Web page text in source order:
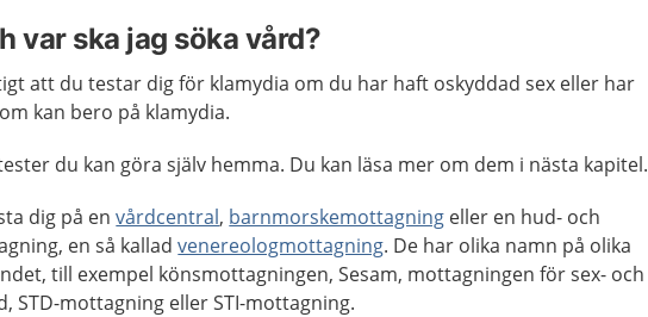
var ska jag söka vård?
att du testar dig för klamydia om du har haft oskyddad sex eller har
kan bero på klamydia.
du kan göra själv hemma. Du kan läsa mer om dem i nästa kapitel.
dig på envårdcentral, barnmorskemottagning eller en hud- och
en så kalladvenereologmottagning. De har olika namn på olika
till exempel könsmottagningen, Sesam, mottagningen för sex- och
STD-mottagning eller STI-mottagning.